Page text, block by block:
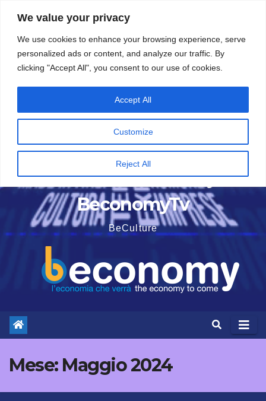
We value your privacy
We use cookies to enhance your browsing experience, serve
personalized ads or content, and analyze our traffic. By
clicking "Accept All", you consent to our use of cookies.
Customize
Reject All
Accept All
contenuto
5 Agosto 2026
BeconomyTv
BeCulture
Mese: Maggio 2024